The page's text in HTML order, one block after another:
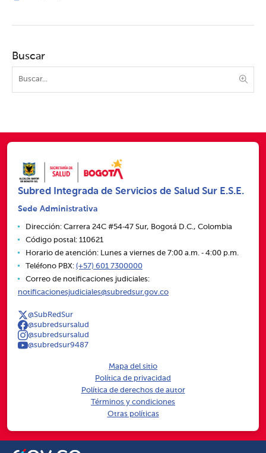
Buscar
Subred Integrada de Servicios de Salud Sur E.S.E.
Sede Administrativa
Dirección: Carrera 24C #54‑47 Sur, Bogotá D.C., Colombia
Código postal: 110621
Horario de atención: Lunes a viernes de 7:00 a.m. ‑ 4:00 p.m.
Teléfono PBX: (+57) 601 7300000
Correo de notificaciones judiciales:
notificacionesjudiciales@subredsur.gov.co
@SubRedSur
@subredsursalud
@subredsursalud
@subredsur9487
Mapa del sitio
Política de privacidad
Política de derechos de autor
Términos y condiciones
Otras políticas